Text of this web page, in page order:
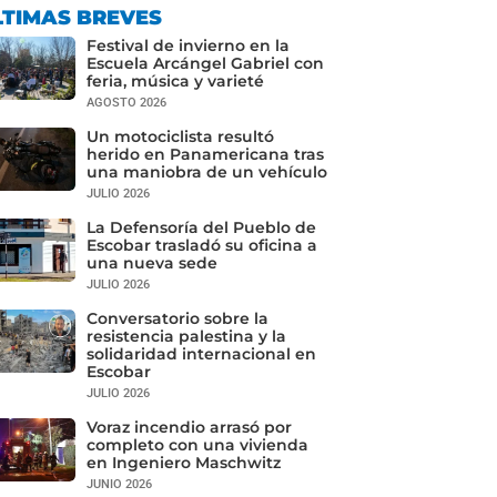
BREVES
Festival de invierno en la
Escuela Arcángel Gabriel con
feria, música y varieté
AGOSTO 2026
Un motociclista resultó
herido en Panamericana tras
una maniobra de un vehículo
JULIO 2026
La Defensoría del Pueblo de
Escobar trasladó su oficina a
una nueva sede
JULIO 2026
Conversatorio sobre la
resistencia palestina y la
solidaridad internacional en
Escobar
JULIO 2026
Voraz incendio arrasó por
completo con una vivienda
en Ingeniero Maschwitz
JUNIO 2026